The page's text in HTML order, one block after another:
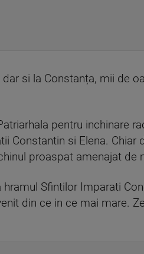
si la Constanța, mii de
pentru inchinare
Constantin si Elena. Chiar
proaspat amenajat de
Sfintilor Imparati
din ce in ce mai mare.